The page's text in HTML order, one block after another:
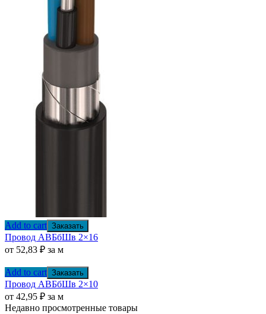
Add to cart Заказать
Провод АВБбШв 2×16
от 52,83 ₽ за м
Add to cart Заказать
Провод АВБбШв 2×10
от 42,95 ₽ за м
Недавно просмотренные товары